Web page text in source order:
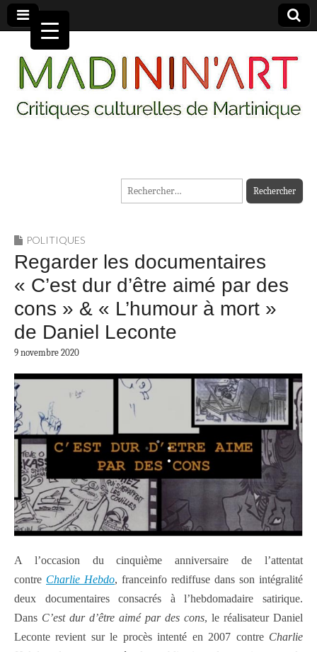
MADININ'ART
Rechercher :
POLITIQUES
Regarder les documentaires
« C’est dur d’être aimé par des
cons » & « L’humour à mort »
de Daniel Leconte
9 novembre 2020
A l’occasion du cinquième anniversaire de l’attentat
contre Charlie Hebdo, franceinfo rediffuse dans son intégralité
deux documentaires consacrés à l’hebdomadaire satirique.
Dans C’est dur d’être aimé par des cons, le réalisateur Daniel
Leconte revient sur le procès intenté en 2007 contre Charlie